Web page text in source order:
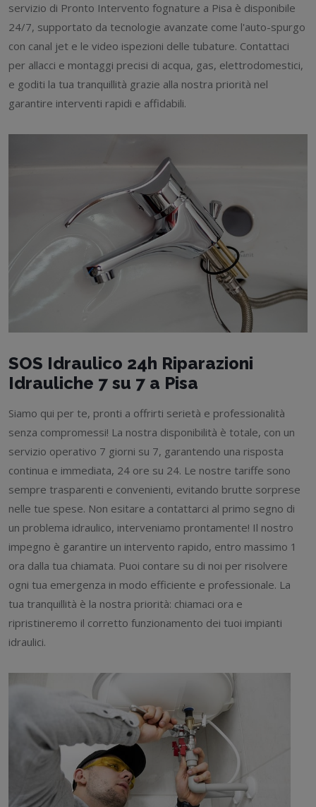
servizio di Pronto Intervento fognature a Pisa è disponibile
24/7, supportato da tecnologie avanzate come l'auto-spurgo
con canal jet e le video ispezioni delle tubature. Contattaci
per allacci e montaggi precisi di acqua, gas, elettrodomestici,
e goditi la tua tranquillità grazie alla nostra priorità nel
garantire interventi rapidi e affidabili.
SOS Idraulico 24h Riparazioni
Idrauliche 7 su 7 a Pisa
Siamo qui per te, pronti a offrirti serietà e professionalità
senza compromessi! La nostra disponibilità è totale, con un
servizio operativo 7 giorni su 7, garantendo una risposta
continua e immediata, 24 ore su 24. Le nostre tariffe sono
sempre trasparenti e convenienti, evitando brutte sorprese
nelle tue spese. Non esitare a contattarci al primo segno di
un problema idraulico, interveniamo prontamente! Il nostro
impegno è garantire un intervento rapido, entro massimo 1
ora dalla tua chiamata. Puoi contare su di noi per risolvere
ogni tua emergenza in modo efficiente e professionale. La
tua tranquillità è la nostra priorità: chiamaci ora e
ripristineremo il corretto funzionamento dei tuoi impianti
idraulici.